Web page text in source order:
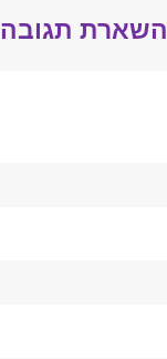
השארת תגובה